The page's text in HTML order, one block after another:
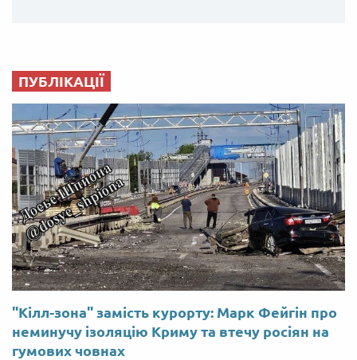
ПУБЛІКАЦІЇ
"Кілл-зона" замість курорту: Марк Фейгін про
неминучу ізоляцію Криму та втечу росіян на
гумових човнах